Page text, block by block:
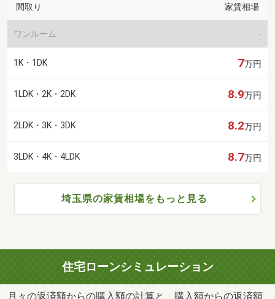
間取り 家賃相場
ワンルーム -
1K・1DK 7万円
1LDK・2K・2DK 8.9万円
2LDK・3K・3DK 8.2万円
3LDK・4K・4LDK 8.7万円
埼玉県の家賃相場をもっと見る
住宅ローンシミュレーション
月々の返済額からの購入額の計算と、購入額からの返済額